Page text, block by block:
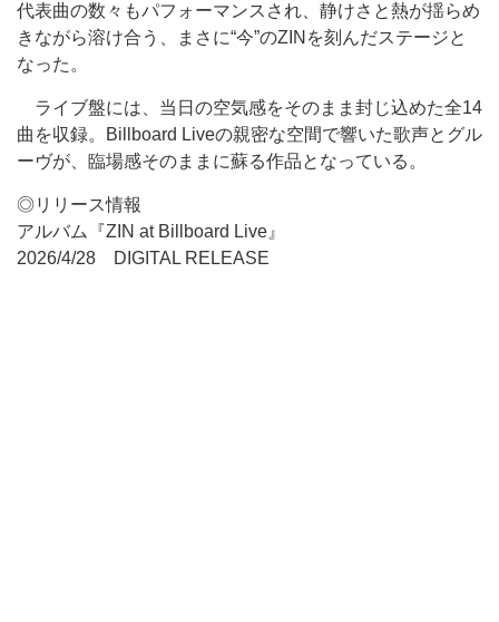
代表曲の数々もパフォーマンスされ、静けさと熱が揺らめ
きながら溶け合う、まさに“今”のZINを刻んだステージと
なった。
ライブ盤には、当日の空気感をそのまま封じ込めた全14
曲を収録。Billboard Liveの親密な空間で響いた歌声とグル
ーヴが、臨場感そのままに蘇る作品となっている。
◎リリース情報
アルバム『ZIN at Billboard Live』
2026/4/28 DIGITAL RELEASE